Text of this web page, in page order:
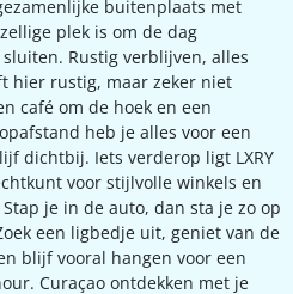
buitenplaats met
plek is om de dag
Rustig verblijven, alles
hier rustig, maar zeker niet
café om de hoek en een
heb je alles voor een
dichtbij. Iets verderop ligt LXRY
voor stijlvolle winkels en
je in de auto, dan sta je zo op
een ligbedje uit, geniet van de
blijf vooral hangen voor een
Curaçao ontdekken met je